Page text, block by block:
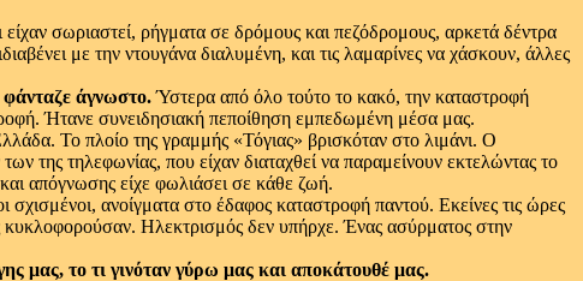
σωριαστεί, ρήγματα σε δρόμους και πεζόδρομους, αρκετά δέντρα
με την ντουγάνα διαλυμένη, και τις λαμαρίνες να χάσκουν, άλλες
φάνταζε άγνωστο.Ύστερα από όλο τούτο το κακό, την καταστροφή
Ήτανε συνειδησιακή πεποίθηση εμπεδωμένη μέσα μας.
Το πλοίο της γραμμής «Τόγιας» βρισκόταν στο λιμάνι. Ο
τηλεφωνίας, που είχαν διαταχθεί να παραμείνουν εκτελώντας το
απόγνωσης είχε φωλιάσει σε κάθε ζωή.
ανοίγματα στο έδαφος καταστροφή παντού. Εκείνες τις ώρες
κυκλοφορούσαν. Ηλεκτρισμός δεν υπήρχε. Ένας ασύρματος στην
μας, το τι γινόταν γύρω μας και αποκάτουθέ μας.